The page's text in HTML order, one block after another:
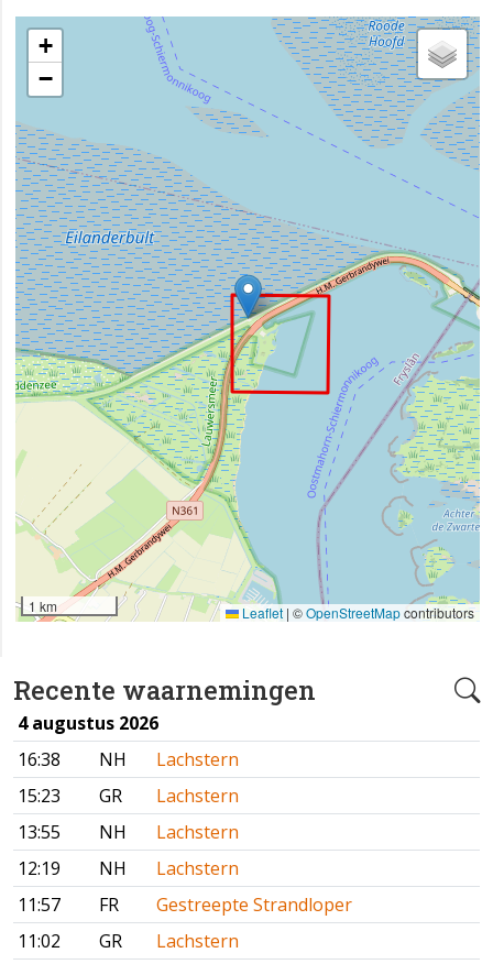
Recente waarnemingen
4 augustus 2026
16:38
NH
Lachstern
15:23
GR
Lachstern
13:55
NH
Lachstern
12:19
NH
Lachstern
11:57
FR
Gestreepte Strandloper
11:02
GR
Lachstern
+
−
1 km Leaflet | ©OpenStreetMapcontributors